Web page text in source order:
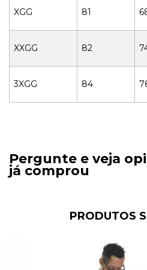
XGG 81
XXGG 82
3XGG 84
Pergunte e veja
já comprou
PRODUTOS